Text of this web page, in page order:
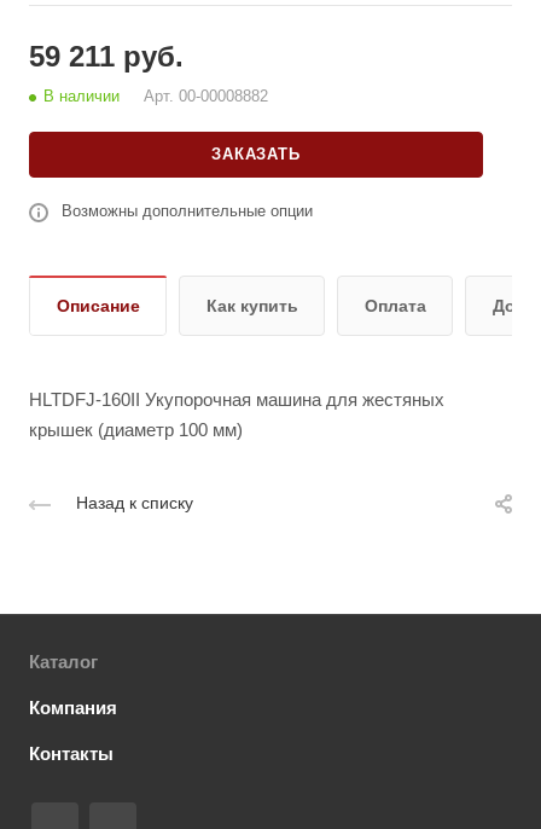
59 211 руб.
В наличии Арт. 00-00008882
ЗАКАЗАТЬ
Возможны дополнительные опции
Описание Как купить Оплата
HLTDFJ-160II Укупорочная машина для жестяных
крышек (диаметр 100 мм)
Назад к списку
Каталог
Компания
Контакты